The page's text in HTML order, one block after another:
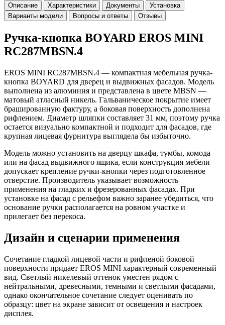
Описание Характеристики Документы
Установка
Варианты модели
Вопросы и ответы Отзывы
Ручка-кнопка BOYARD EROS MINI
RC287MBSN.4
EROS MINI RC287MBSN.4 — компактная мебельная ручка-
кнопка BOYARD для дверец и выдвижных фасадов. Модель
выполнена из алюминия и представлена в цвете MBSN —
матовый атласный никель. Гальваническое покрытие имеет
брашированную фактуру, а боковая поверхность дополнена
рифлением. Диаметр шляпки составляет 31 мм, поэтому ручка
остается визуально компактной и подходит для фасадов, где
крупная лицевая фурнитура выглядела бы избыточно.
Модель можно установить на дверцу шкафа, тумбы, комода
или на фасад выдвижного ящика, если конструкция мебели
допускает крепление ручки-кнопки через подготовленное
отверстие. Производитель указывает возможность
применения на гладких и фрезерованных фасадах. При
установке на фасад с рельефом важно заранее убедиться, что
основание ручки располагается на ровном участке и
прилегает без перекоса.
Дизайн и сценарии применения
Сочетание гладкой лицевой части и рифленой боковой
поверхности придает EROS MINI характерный современный
вид. Светлый никелевый оттенок уместен рядом с
нейтральными, древесными, темными и светлыми фасадами,
однако окончательное сочетание следует оценивать по
образцу: цвет на экране зависит от освещения и настроек
дисплея.